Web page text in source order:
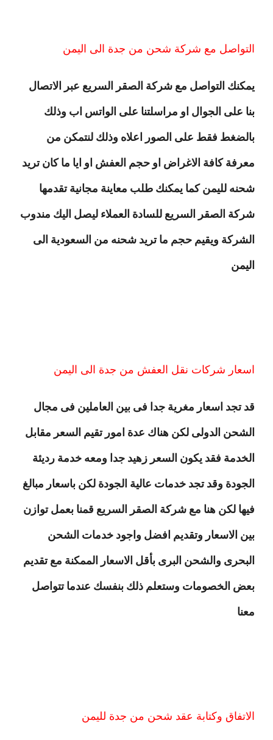
التواصل مع شركة شحن من جدة الى اليمن
يمكنك التواصل مع شركة الصقر السريع عبر الاتصال
بنا على الجوال او مراسلتنا على الواتس اب وذلك
بالضغط فقط على الصور اعلاه وذلك لنتمكن من
معرفة كافة الاغراض او حجم العفش او ايا ما كان تريد
شحنه لليمن كما يمكنك طلب معاينة مجانية تقدمها
شركة الصقر السريع للسادة العملاء ليصل اليك مندوب
الشركة ويقيم حجم ما تريد شحنه من السعودية الى
اليمن
اسعار شركات نقل العفش من جدة الى اليمن
قد تجد اسعار مغرية جدا فى بين العاملين فى مجال
الشحن الدولى لكن هناك عدة امور تقيم السعر مقابل
الخدمة فقد يكون السعر زهيد جدا ومعه خدمة رديئة
الجودة وقد تجد خدمات عالية الجودة لكن باسعار مبالغ
فيها لكن هنا مع شركة الصقر السريع قمنا بعمل توازن
بين الاسعار وتقديم افضل واجود خدمات الشحن
البحرى والشحن البرى بأقل الاسعار الممكنة مع تقديم
بعض الخصومات وستعلم ذلك بنفسك عندما تتواصل
معنا
الاتفاق وكتابة عقد شحن من جدة لليمن